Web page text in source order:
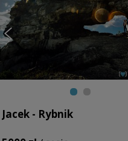
Jacek - Rybnik